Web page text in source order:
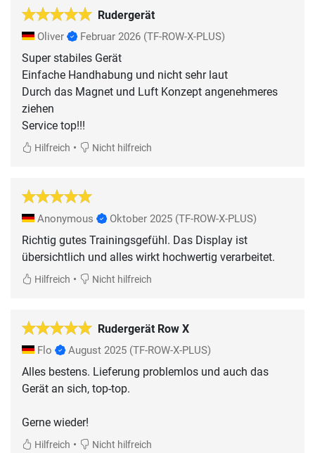
Rudergerät
Oliver Februar 2026 (TF-ROW-X-PLUS)
Super stabiles Gerät
Einfache Handhabung und nicht sehr laut
Durch das Magnet und Luft Konzept angenehmeres
ziehen
Service top!!!
Hilfreich • Nicht hilfreich
Anonymous Oktober 2025 (TF-ROW-X-PLUS)
Richtig gutes Trainingsgefühl. Das Display ist
übersichtlich und alles wirkt hochwertig verarbeitet.
Hilfreich • Nicht hilfreich
Rudergerät Row X
Flo August 2025 (TF-ROW-X-PLUS)
Alles bestens. Lieferung problemlos und auch das
Gerät an sich, top-top.
Gerne wieder!
Hilfreich • Nicht hilfreich